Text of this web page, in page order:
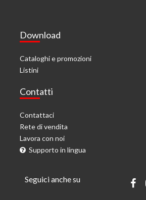
Download
Cataloghi e promozioni
Listini
Contatti
Contattaci
Rete di vendita
Lavora con noi
Supporto in lingua
Seguici anche su